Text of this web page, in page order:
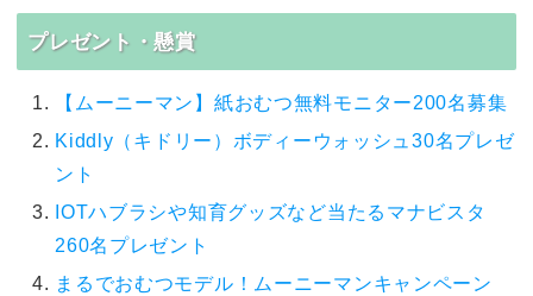
プレゼント・懸賞
【ムーニーマン】紙おむつ無料モニター200名募集
Kiddly（キドリー）ボディーウォッシュ30名プレゼ
ント
IOTハブラシや知育グッズなど当たるマナビスタ
260名プレゼント
まるでおむつモデル！ムーニーマンキャンペーン